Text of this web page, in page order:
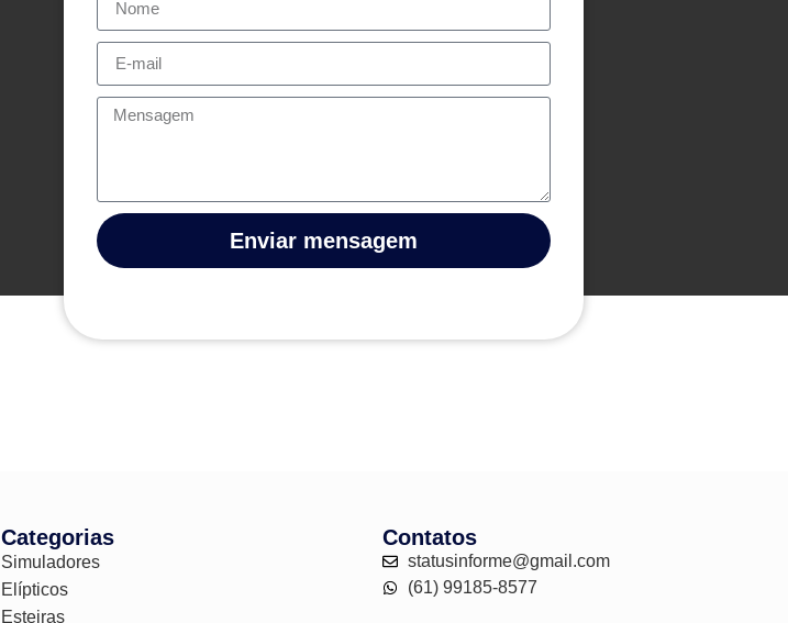
Enviar mensagem
Categorias
Simuladores
Elípticos
Esteiras
Contatos
statusinforme@gmail.com
(61) 99185-8577